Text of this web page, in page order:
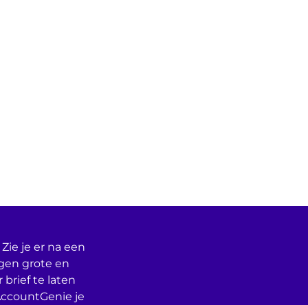
je er na een
grote en
brief te laten
je